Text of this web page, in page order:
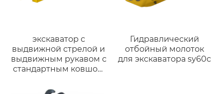
экскаватор с
выдвижной стрелой и
выдвижным рукавом с
стандартным ковшом
Komatsu
Гидравлический
отбойный молоток
для экскаватора sy60c